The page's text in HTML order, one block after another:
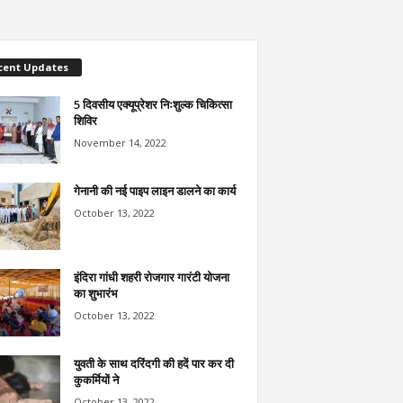
Updates
5 दिवसीय एक्यूप्रेशर निःशुल्क चिकित्सा
शिविर
November 14, 2022
गेनानी की नई पाइप लाइन डालने का कार्य
October 13, 2022
इंदिरा गांधी शहरी रोजगार गारंटी योजना
का शुभारंभ
October 13, 2022
युवती के साथ दरिंदगी की हदें पार कर दी
कुकर्मियों ने